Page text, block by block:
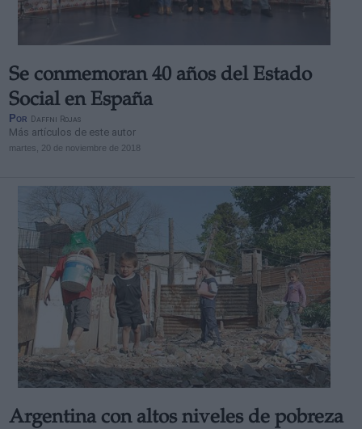
Se conmemoran 40 años del Estado
Social en España
Por Daffni Rojas
Más artículos de este autor
martes, 20 de noviembre de 2018
Argentina con altos niveles de pobreza
Derechos: